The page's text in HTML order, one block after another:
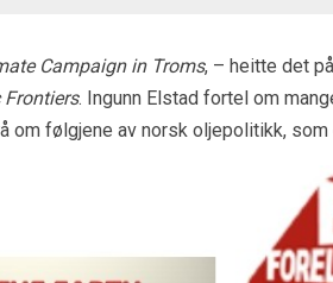
Campaign in Troms, – heitte det
. Ingunn Elstad fortel om
om følgjene av norsk oljepolitikk,